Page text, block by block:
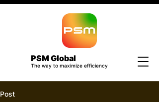
PSM Global
The way to maximize efficiency
Post